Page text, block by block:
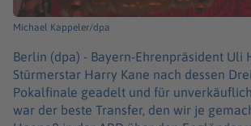
Michael Kappeler/dpa
Berlin (dpa) - Bayern-Ehrenpräsident Uli
Stürmerstar Harry Kane nach dessen
Pokalfinale geadelt und für
war der beste Transfer, den wir je